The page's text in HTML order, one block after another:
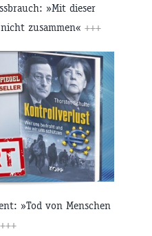
»Mit dieser
zusammen« +++
»Tod von Menschen
+++